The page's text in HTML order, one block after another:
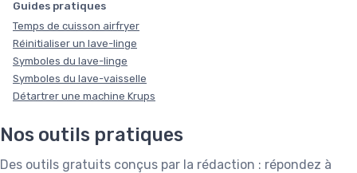
Guides pratiques
Temps de cuisson airfryer
Réinitialiser un lave-linge
Symboles du lave-linge
Symboles du lave-vaisselle
Détartrer une machine Krups
Nos outils pratiques
Des outils gratuits conçus par la rédaction : répondez à